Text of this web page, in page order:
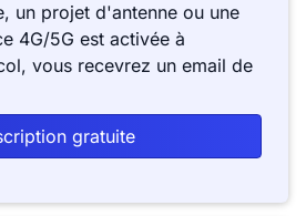
un projet d'antenne ou une
4G/5G est activée à
vous recevrez un email de
gratuite